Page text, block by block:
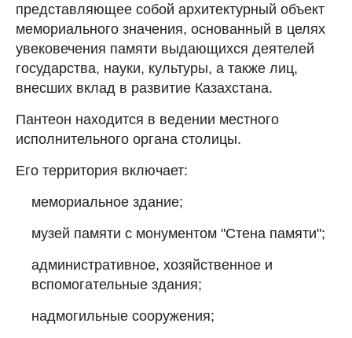
представляющее собой архитектурный объект
мемориального значения, основанный в целях
увековечения памяти выдающихся деятелей
государства, науки, культуры, а также лиц,
внесших вклад в развитие Казахстана.
Пантеон находится в ведении местного
исполнительного органа столицы.
Его территория включает:
мемориальное здание;
музей памяти с монументом "Стена памяти";
административное, хозяйственное и
вспомогательные здания;
надмогильные сооружения;